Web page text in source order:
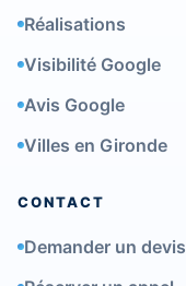
Réalisations
Visibilité Google
Avis Google
Villes en Gironde
CONTACT
Demander un devis